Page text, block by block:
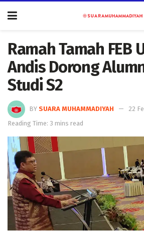
Ramah Tamah FEB
Andis Dorong
Studi S2
BY SUARA MUHAMMADIYAH
22
Reading Time: 3 mins read